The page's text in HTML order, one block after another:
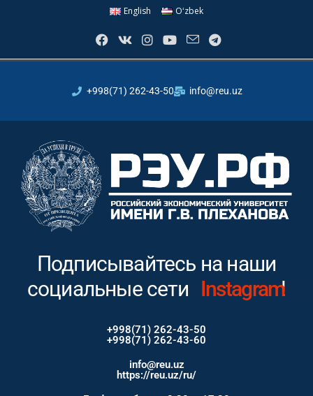
English Oʻzbek
+998(71) 262-43-50 info@reu.uz
Подписывайтесь на наши
социальные сети
Youtube!
+998(71) 262-43-50
+998(71) 262-43-60
info@reu.uz
https://reu.uz/ru/